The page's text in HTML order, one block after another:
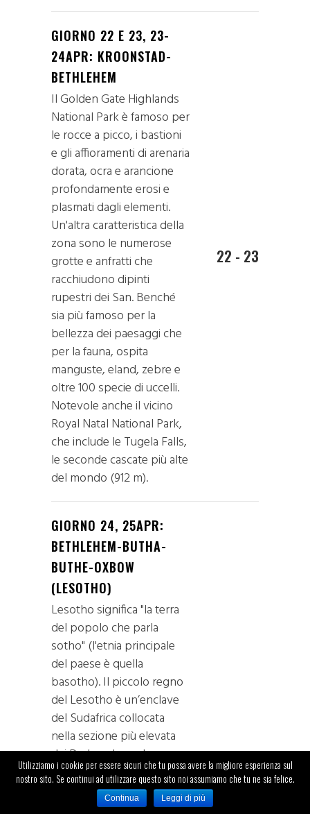
GIORNO 22 E 23, 23-
24APR: KROONSTAD-
BETHLEHEM
Il Golden Gate Highlands
National Park è famoso per
le rocce a picco, i bastioni
e gli affioramenti di arenaria
dorata, ocra e arancione
profondamente erosi e
plasmati dagli elementi.
Un'altra caratteristica della
zona sono le numerose
grotte e anfratti che
racchiudono dipinti
rupestri dei San. Benché
sia più famoso per la
bellezza dei paesaggi che
per la fauna, ospita
manguste, eland, zebre e
oltre 100 specie di uccelli.
Notevole anche il vicino
Royal Natal National Park,
che include le Tugela Falls,
le seconde cascate più alte
del mondo (912 m).
22 - 23
GIORNO 24, 25APR:
BETHLEHEM-BUTHA-
BUTHE-OXBOW
(LESOTHO)
Lesotho significa "la terra
del popolo che parla
sotho" (l'etnia principale
del paese è quella
basotho). Il piccolo regno
del Lesotho è un’enclave
del Sudafrica collocata
nella sezione più elevata
dei Drakensberg, la
principale catena
montuosa dell'Africa
meridionale. Poiché oltre
24
Utilizziamo i cookie per essere sicuri che tu possa avere la migliore esperienza sul
nostro sito. Se continui ad utilizzare questo sito noi assumiamo che tu ne sia felice.
Continua Leggi di più